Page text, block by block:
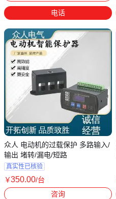
电话
众人 电动机的过载保护 多路输入/
输出 堵转/漏电/短路
真实性已核验
￥350.00/台
江苏常州
咨询